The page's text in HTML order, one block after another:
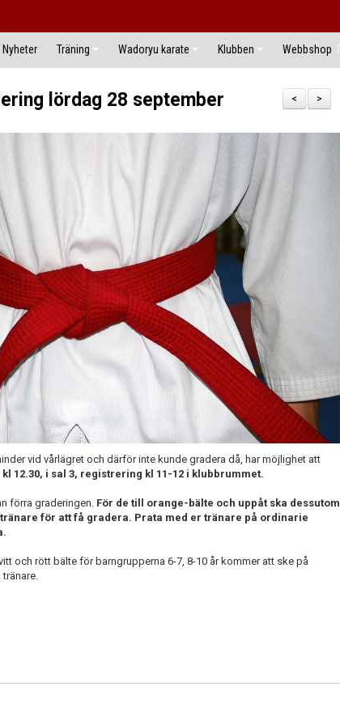
Nyheter Träning Wadoryu karate Klubben Webbshop
>
<
lördag 28 september
vid vårlägret och därför inte kunde gradera då, har möjlighet att
kl 12.30, i sal 3, registrering kl 11-12 i klubbrummet.
förra graderingen. För de till orange-bälte och uppåt ska dessutom
för att få gradera. Prata med er tränare på ordinarie
och rött bälte för barngrupperna 6-7, 8-10 år kommer att ske på